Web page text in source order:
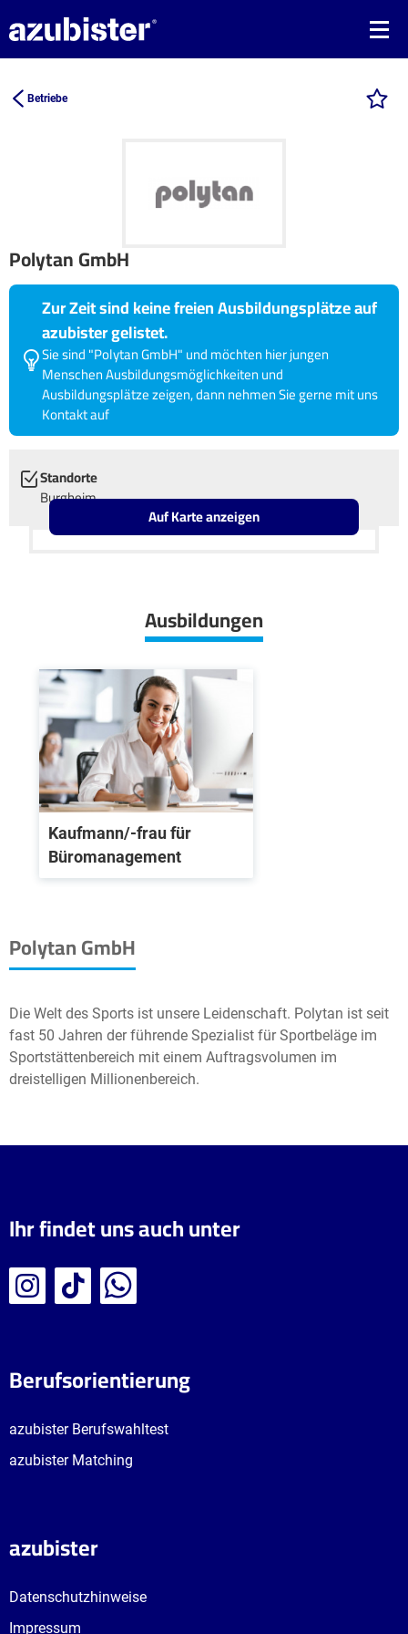
Betriebe
Polytan GmbH
Zur Zeit sind keine freien Ausbildungsplätze auf
azubister gelistet.
Sie sind "Polytan GmbH" und möchten hier jungen
Menschen Ausbildungsmöglichkeiten und
Ausbildungsplätze zeigen, dann nehmen Sie gerne mit uns
Kontakt auf
Standorte
Burgheim
Leaflet OpenStreetMap2
Auf Karte anzeigen
Ausbildungen
Kaufmann/-frau für
Büromanagement
Polytan GmbH
Die Welt des Sports ist unsere Leidenschaft. Polytan ist seit
fast 50 Jahren der führende Spezialist für Sportbeläge im
Sportstättenbereich mit einem Auftragsvolumen im
dreistelligen Millionenbereich.
Ihr findet uns auch unter
Berufsorientierung
azubister Berufswahltest
azubister Matching
azubister
Datenschutzhinweise
Impressum